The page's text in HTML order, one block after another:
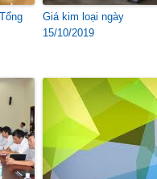
Giá kim loại ngày
15/10/2019